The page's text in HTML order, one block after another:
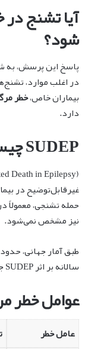
آیا تشنج
شود؟
پاسخ این پرسش، به
در اغلب موارد،
بیماران خاص،خطر
دارد.
SUDEP چیست؟
غیرقابل‌توضیح در
حمله تشنجی،
نیز مشخص نمی‌شود.
طبق آمار جهانی، حدود
سالانه بر اثر SUDEP جان خود را از دست بدهند.
عوامل خطر
عامل خطر